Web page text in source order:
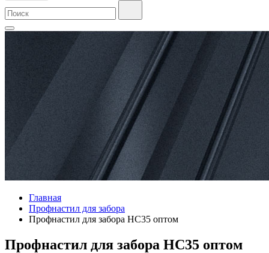
Главная
Профнастил для забора
Профнастил для забора НС35 оптом
Профнастил для забора НС35 оптом